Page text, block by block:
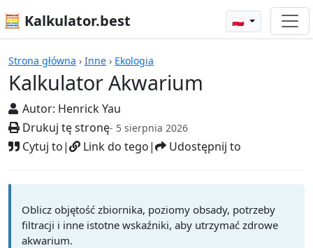
🧮 Kalkulator.best 🇵🇱
Strona główna › Inne › Ekologia
Kalkulator Akwarium
Autor: Henrick Yau
Drukuj tę stronę- 5 sierpnia 2026
Cytuj to| Link do tego| Udostępnij to
Kalkulatory
Oblicz objętość zbiornika, poziomy obsady, potrzeby
filtracji i inne istotne wskaźniki, aby utrzymać zdrowe
akwarium.